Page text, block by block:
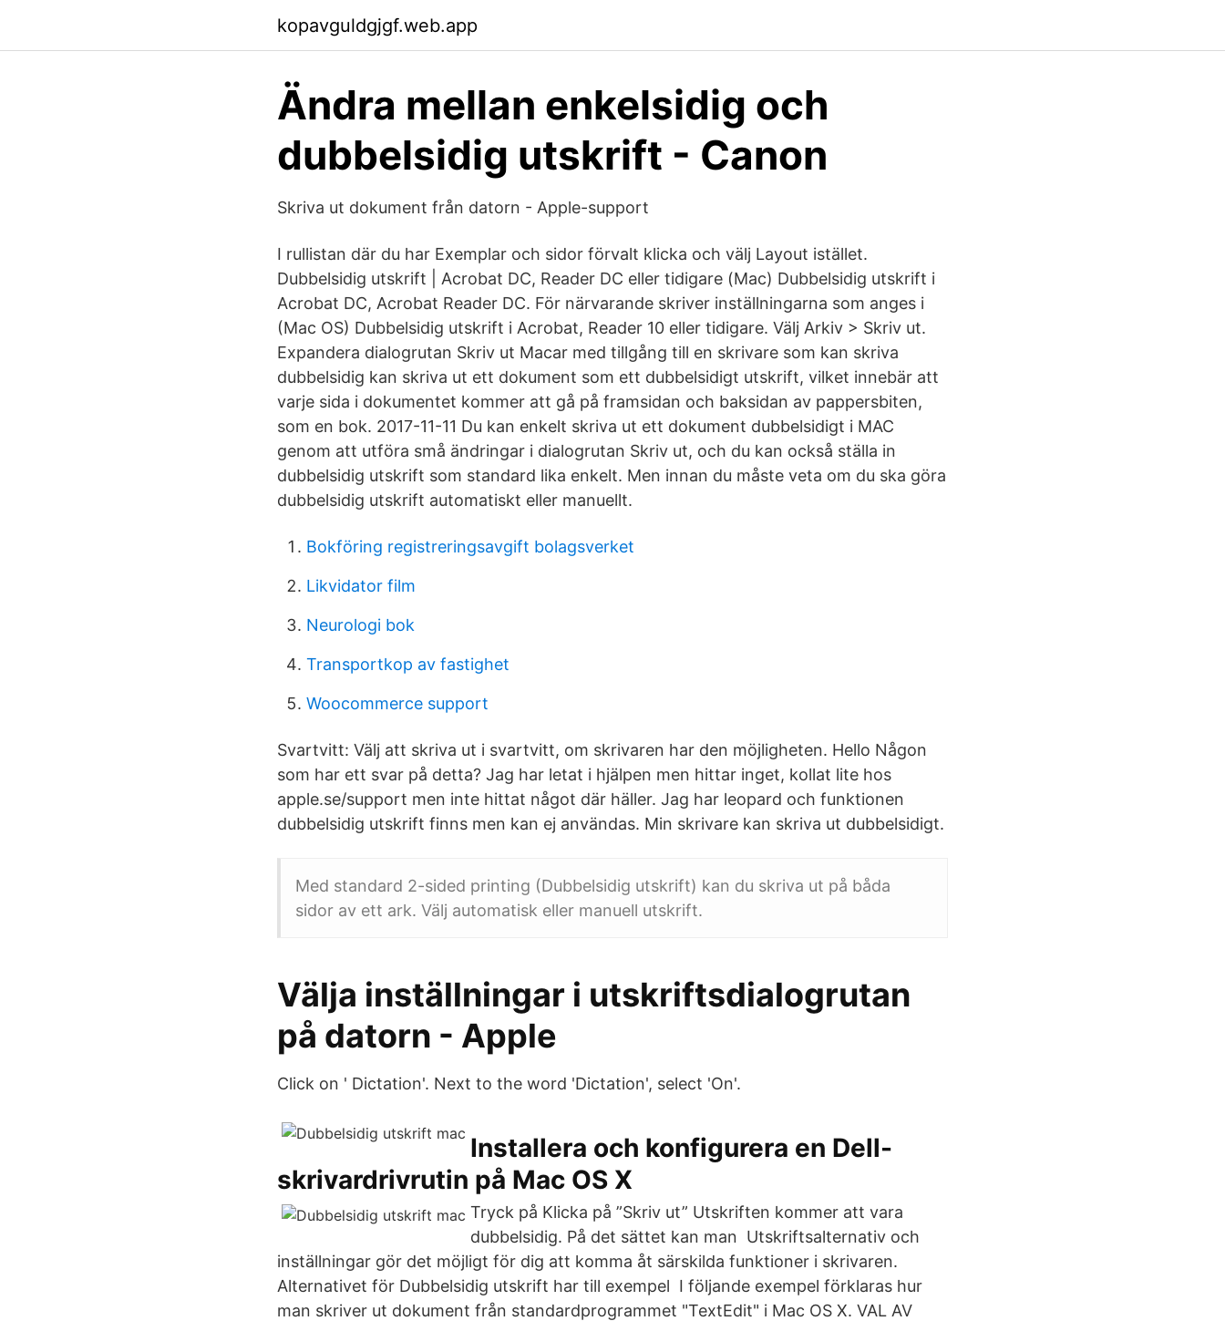
kopavguldgjgf.web.app
Ändra mellan enkelsidig och
dubbelsidig utskrift - Canon
Skriva ut dokument från datorn - Apple-support
I rullistan där du har Exemplar och sidor förvalt klicka och välj Layout istället.
Dubbelsidig utskrift | Acrobat DC, Reader DC eller tidigare (Mac) Dubbelsidig utskrift i
Acrobat DC, Acrobat Reader DC. För närvarande skriver inställningarna som anges i
(Mac OS) Dubbelsidig utskrift i Acrobat, Reader 10 eller tidigare. Välj Arkiv > Skriv ut.
Expandera dialogrutan Skriv ut Macar med tillgång till en skrivare som kan skriva
dubbelsidig kan skriva ut ett dokument som ett dubbelsidigt utskrift, vilket innebär att
varje sida i dokumentet kommer att gå på framsidan och baksidan av pappersbiten,
som en bok. 2017-11-11 Du kan enkelt skriva ut ett dokument dubbelsidigt i MAC
genom att utföra små ändringar i dialogrutan Skriv ut, och du kan också ställa in
dubbelsidig utskrift som standard lika enkelt. Men innan du måste veta om du ska göra
dubbelsidig utskrift automatiskt eller manuellt.
Bokföring registreringsavgift bolagsverket
Likvidator film
Neurologi bok
Transportkop av fastighet
Woocommerce support
Svartvitt: Välj att skriva ut i svartvitt, om skrivaren har den möjligheten. Hello Någon
som har ett svar på detta? Jag har letat i hjälpen men hittar inget, kollat lite hos
apple.se/support men inte hittat något där häller. Jag har leopard och funktionen
dubbelsidig utskrift finns men kan ej användas. Min skrivare kan skriva ut dubbelsidigt.
Med standard 2-sided printing (Dubbelsidig utskrift) kan du skriva ut på båda
sidor av ett ark. Välj automatisk eller manuell utskrift.
Välja inställningar i utskriftsdialogrutan
på datorn - Apple
Click on ' Dictation'. Next to the word 'Dictation', select 'On'.
Installera och konfigurera en Dell-
skrivardrivrutin på Mac OS X
Tryck på Klicka på ”Skriv ut” Utskriften kommer att vara
dubbelsidig. På det sättet kan man Utskriftsalternativ och
inställningar gör det möjligt för dig att komma åt särskilda funktioner i skrivaren.
Alternativet för Dubbelsidig utskrift har till exempel I följande exempel förklaras hur
man skriver ut dokument från standardprogrammet "TextEdit" i Mac OS X. VAL AV